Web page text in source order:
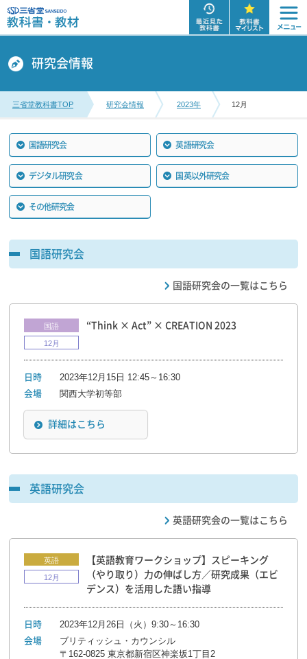
研究会情報
三省堂教科書TOP 研究会情報 2023年 12月
国語研究会 英語研究会
デジタル研究会 国英以外研究会
その他研究会
国語研究会
国語研究会の一覧はこちら
国語
12月
“Think × Act” × CREATION 2023
日時 2023年12月15日 12:45～16:30
会場 関西大学初等部
詳細はこちら
英語研究会
英語研究会の一覧はこちら
英語
12月
【英語教育ワークショップ】スピーキング
（やり取り）力の伸ばし方／研究成果（エビ
デンス）を活用した語い指導
日時 2023年12月26日（火）9:30～16:30
会場
ブリティッシュ・カウンシル
〒162-0825 東京都新宿区神楽坂1丁目2